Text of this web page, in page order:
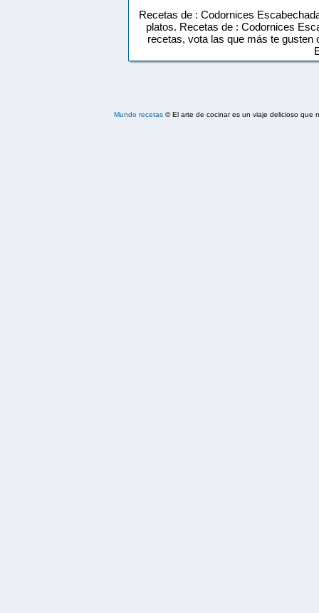
Recetas de : Codornices
platos. Recetas de : Codornices
recetas, vota las que más te
Mundo recetas© El arte de cocinar es un viaje delicioso que